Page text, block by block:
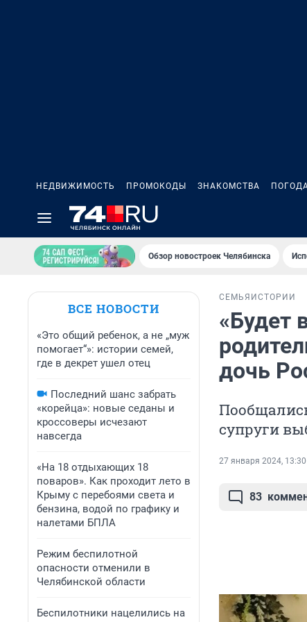
НЕДВИЖИМОСТЬ ПРОМОКОДЫ ЗНАКОМСТВА
Обзор новостроек Челябинска
ВСЕ НОВОСТИ
«Это общий ребенок, а не „муж
помогает“»: истории семей,
где в декрет ушел отец
Последний шанс забрать
«корейца»: новые седаны и
кроссоверы исчезают
навсегда
«На 18 отдыхающих 18
поваров». Как проходит лето в
Крыму с перебоями света и
бензина, водой по графику и
налетами БПЛА
Режим беспилотной
опасности отменили в
Челябинской области
Беспилотники нацелились на
СЕМЬЯ ИСТОРИИ
«Будет
дочь
супруги
27 января 2024, 13:30
83